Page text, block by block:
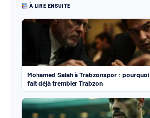
À LIRE ENSUITE
Mohamed Salah à Trabzonspor : pourquoi
fait déjà trembler Trabzon